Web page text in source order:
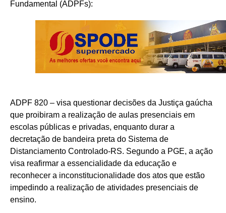
Fundamental (ADPFs):
ADPF 820 – visa questionar decisões da Justiça gaúcha
que proibiram a realização de aulas presenciais em
escolas públicas e privadas, enquanto durar a
decretação de bandeira preta do Sistema de
Distanciamento Controlado-RS. Segundo a PGE, a ação
visa reafirmar a essencialidade da educação e
reconhecer a inconstitucionalidade dos atos que estão
impedindo a realização de atividades presenciais de
ensino.